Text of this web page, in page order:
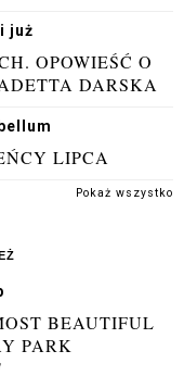
już
OPOWIEŚĆ O
DARSKA
LIPCA
Pokaż wszystko
BEAUTIFUL
PARK